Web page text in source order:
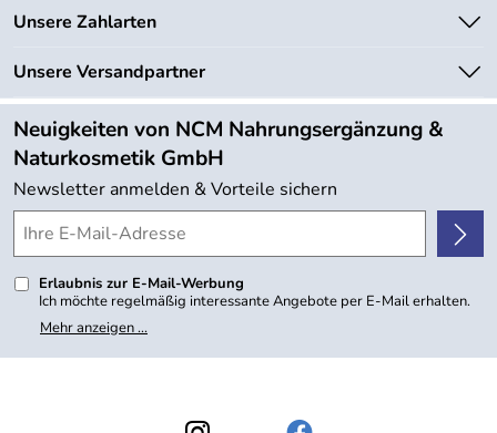
Lieferbedingungen
Kundenlogin
Unsere Bestseller
Neu
Angebote
Kundenbewertungen (754)
4,9/5*****
Unsere Zahlarten
Unsere Versandpartner
Neuigkeiten von NCM Nahrungsergänzung &
Naturkosmetik GmbH
Newsletter anmelden & Vorteile sichern
Erlaubnis zur E-Mail-Werbung
Ich möchte regelmäßig interessante Angebote per E-Mail erhalten.
Meine E-Mail-Adresse wird nicht an andere Unternehmen
weitergegeben. Zu statistischen Zwecken wird in anonymer Form
den Link "Abmelden" am Ende des Newsletters anklicke oder die
Mehr anzeigen ...